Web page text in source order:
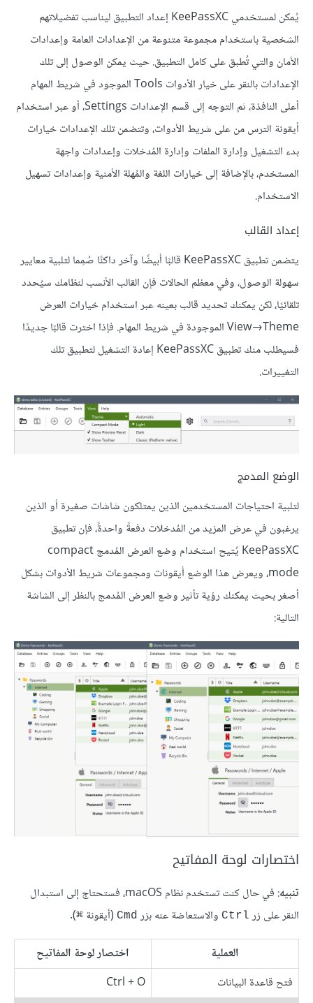
يُمكن لمستخدمي KeePassXC إعداد التطبيق ليناسب تفضيلاتهم
الشخصية باستخدام مجموعة متنوعة من الإعدادات العامة وإعدادات
الأمان والتي تُطبق على كامل التطبيق. حيث يمكن الوصول إلى تلك
الإعدادات بالنقر على خيار الأدوات Tools الموجود في شريط المهام
أعلى النافذة، ثم التوجه إلى قسم الإعدادات Settings، أو عبر استخدام
أيقونة الترس من على شريط الأدوات، وتتضمن تلك الإعدادات خيارات
بدء التشغيل وإدارة الملفات وإدارة المُدخلات وإعدادات واجهة
المستخدم، بالإضافة إلى خيارات اللغة والمُهلة الأمنية وإعدادات تسهيل
الاستخدام.
إعداد القالب
يتضمن تطبيق KeePassXC قالبًا أبيضًا وآخر داكنًا صُمِما لتلبية معايير
سهولة الوصول، وفي معظم الحالات فإن القالب الأنسب لنظامك سيُحدد
تلقائيًا، لكن يمكنك تحديد قالب بعينه عبر استخدام خيارات العرض
View→Theme الموجودة في شريط المهام. فإذا اخترت قالبًا جديدًا
فسيطلب منك تطبيق KeePassXC إعادة التشغيل لتطبيق تلك
التغييرات.
الوضع المدمج
لتلبية احتياجات المستخدمين الذين يمتلكون شاشات صغيرة أو الذين
يرغبون في عرض المزيد من المُدخلات دفعةً واحدةً، فإن تطبيق
KeePassXC يُتيح استخدام وضع العرض المُدمج compact
mode، ويعرض هذا الوضع أيقونات ومجموعات شريط الأدوات بشكل
أصغر بحيث يمكنك رؤية تأثير وضع العرض المُدمج بالنظر إلى الشاشة
التالية:
اختصارات لوحة المفاتيح
تنبيه
: في حال كنت تستخدم نظام macOS، فستحتاج إلى استبدال
النقر على زر Ctrl والاستعاضة عنه بزر Cmd (أيقونة ⌘
).
العملية
اختصار لوحة المفاتيح
فتح قاعدة البيانات
Ctrl + O